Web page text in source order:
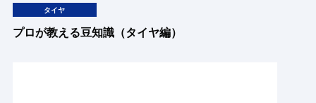
タイヤ
プロが教える豆知識（タイヤ編）